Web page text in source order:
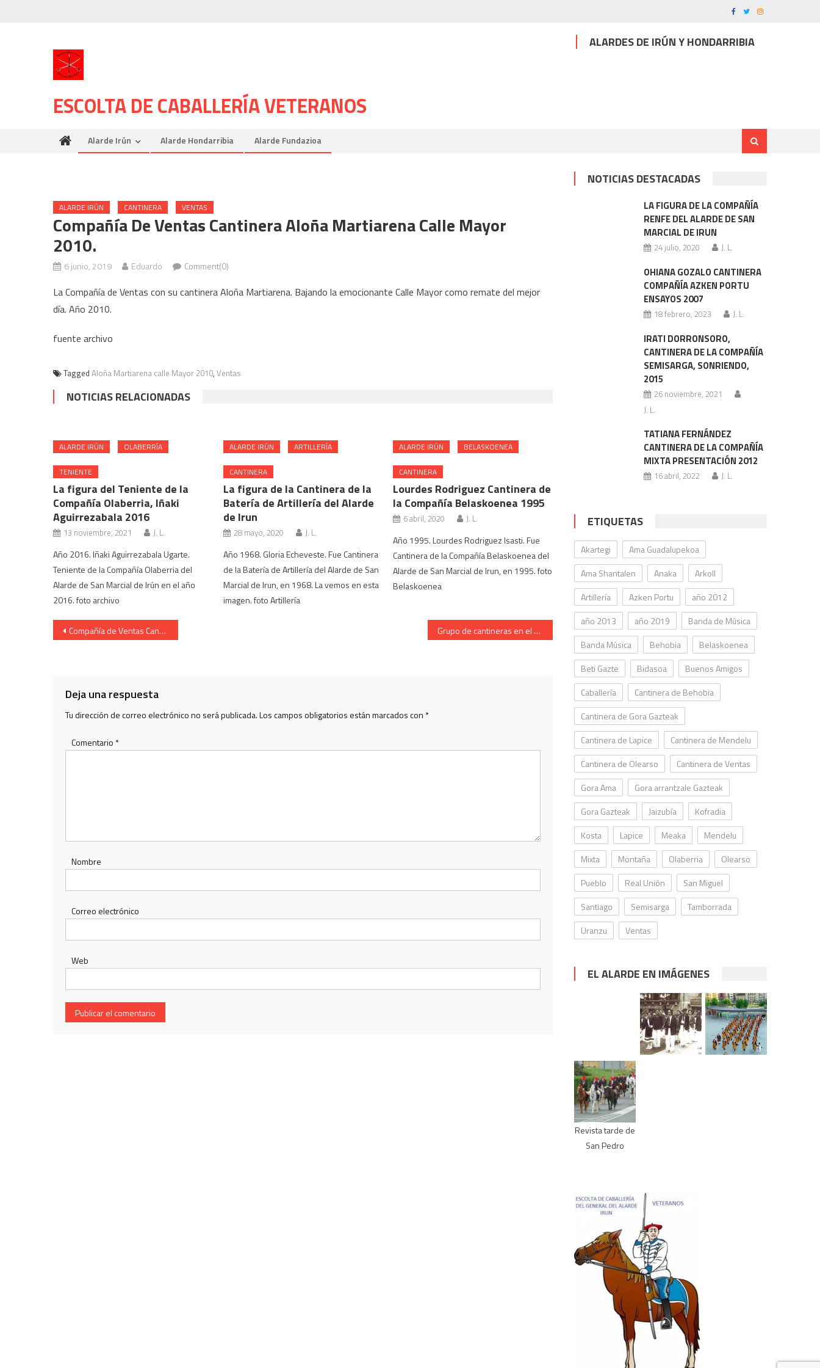
ESCOLTA DE CABALLERÍA VETERANOS
ALARDES DE IRÚN Y HONDARRIBIA
Alarde Irún Alarde Hondarribia Alarde Fundazioa
ALARDE IRÚN CANTINERA VENTAS
Compañía De Ventas Cantinera Aloña Martiarena Calle Mayor
2010.
6 junio, 2019 Eduardo Comment(0)
La Compañía de Ventas con su cantinera Aloña Martiarena. Bajando la emocionante Calle Mayor como remate del mejor
día. Año 2010.
fuente archivo
Tagged Aloña Martiarena calle Mayor 2010, Ventas
NOTICIAS RELACIONADAS
ALARDE IRÚN OLABERRÍA
TENIENTE
La figura del Teniente de la
Compañía Olaberria, Iñaki
Aguirrezabala 2016
13 noviembre, 2021 J. L.
Año 2016. Iñaki Aguirrezabala Ugarte.
Teniente de la Compañía Olaberria del
Alarde de San Marcial de Irún en el año
2016. foto archivo
ALARDE IRÚN ARTILLERÍA
CANTINERA
La figura de la Cantinera de la
Batería de Artillería del Alarde
de Irun
28 mayo, 2020 J. L.
Año 1968. Gloria Echeveste. Fue Cantinera
de la Batería de Artillería del Alarde de San
Marcial de Irun, en 1968. La vemos en esta
imagen. foto Artillería
ALARDE IRÚN BELASKOENEA
CANTINERA
Lourdes Rodriguez Cantinera de
la Compañía Belaskoenea 1995
6 abril, 2020 J. L.
Año 1995. Lourdes Rodriguez Isasti. Fue
Cantinera de la Compañía Belaskoenea del
Alarde de San Marcial de Irun, en 1995. foto
Belaskoenea
Navegación
Compañía de Ventas Cantinera Aloña Martiarena en el monte 2010 Grupo de cantineras en el Casino de Irún. Año 2010
Deja una respuesta
Tu dirección de correo electrónico no será publicada.Los campos obligatorios están marcados con *
Comentario *
Nombre
Correo electrónico
Web
NOTICIAS DESTACADAS
LA FIGURA DE LA COMPAÑÍA
RENFE DEL ALARDE DE SAN
MARCIAL DE IRUN
24 julio, 2020 J. L.
OHIANA GOZALO CANTINERA
COMPAÑÍA AZKEN PORTU
ENSAYOS 2007
18 febrero, 2023 J. L.
IRATI DORRONSORO,
CANTINERA DE LA COMPAÑÍA
SEMISARGA, SONRIENDO,
2015
26 noviembre, 2021
J. L.
TATIANA FERNÁNDEZ
CANTINERA DE LA COMPAÑÍA
MIXTA PRESENTACIÓN 2012
16 abril, 2022 J. L.
ETIQUETAS
Akartegi
Ama Guadalupekoa
Ama Shantalen
Anaka
Arkoll
Artillería
Azken Portu
año 2012
año 2013
año 2019
Banda de Música
Banda Música
Behobia
Belaskoenea
Beti Gazte
Bidasoa
Buenos Amigos
Caballería
Cantinera de Behobia
Cantinera de Gora Gazteak
Cantinera de Lapice
Cantinera de Mendelu
Cantinera de Olearso
Cantinera de Ventas
Gora Ama
Gora arrantzale Gazteak
Gora Gazteak
Jaizubía
Kofradia
Kosta
Lapice Meaka
Mendelu
Mixta
Montaña Olaberria
Olearso
Pueblo
Real Unión
San Miguel
Santiago
Semisarga
Tamborrada
Uranzu
Ventas
EL ALARDE EN IMÁGENES
Revista tarde de
San Pedro